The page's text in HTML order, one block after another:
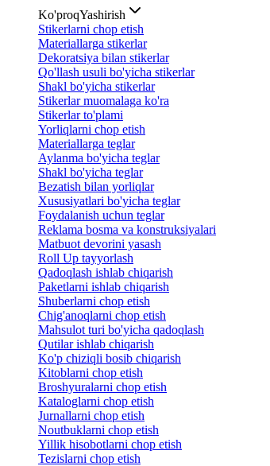
Ko'proqYashirish
Stikerlarni chop etish
Materiallarga stikerlar
Dekoratsiya bilan stikerlar
Qo'llash usuli bo'yicha stikerlar
Shakl bo'yicha stikerlar
Stikerlar muomalaga ko'ra
Stikerlar to'plami
Yorliqlarni chop etish
Materiallarga teglar
Aylanma bo'yicha teglar
Shakl bo'yicha teglar
Bezatish bilan yorliqlar
Xususiyatlari bo'yicha teglar
Foydalanish uchun teglar
Reklama bosma va konstruksiyalari
Matbuot devorini yasash
Roll Up tayyorlash
Qadoqlash ishlab chiqarish
Paketlarni ishlab chiqarish
Shuberlarni chop etish
Chig'anoqlarni chop etish
Mahsulot turi bo'yicha qadoqlash
Qutilar ishlab chiqarish
Ko'p chiziqli bosib chiqarish
Kitoblarni chop etish
Broshyuralarni chop etish
Kataloglarni chop etish
Jurnallarni chop etish
Noutbuklarni chop etish
Yillik hisobotlarni chop etish
Tezislarni chop etish